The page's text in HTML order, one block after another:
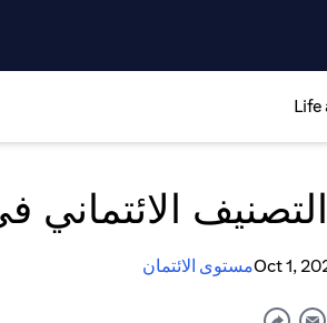
الائتماني
Oct 1,مستوى الائتمان